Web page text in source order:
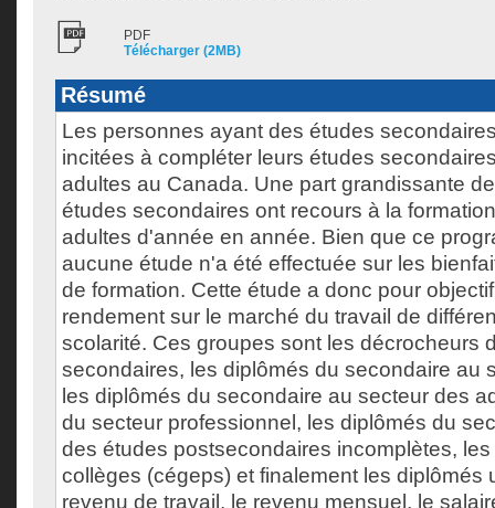
PDF
Télécharger (2MB)
Résumé
Les personnes ayant des études
incitées à compléter leurs études
adultes au Canada. Une part grandissante
études secondaires ont recours à la
adultes d'année en année. Bien que ce
aucune étude n'a été effectuée sur les
de formation. Cette étude a donc pour
rendement sur le marché du travail de
scolarité. Ces groupes sont les décrocheurs
secondaires, les diplômés du secondaire au
les diplômés du secondaire au secteur des
du secteur professionnel, les diplômés du
des études postsecondaires incomplètes,
collèges (cégeps) et finalement les diplômés
revenu de travail, le revenu mensuel, le